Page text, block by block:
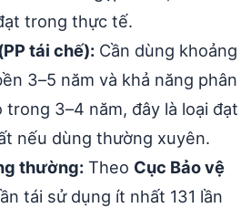
trong thực tế.
tái chế): Cần dùng khoảng
3–5 năm và khả năng phân
trong 3–4 năm, đây là loại đạt
nếu dùng thường xuyên.
thường: Theo Cục Bảo vệ
tái sử dụng ít nhất 131 lần